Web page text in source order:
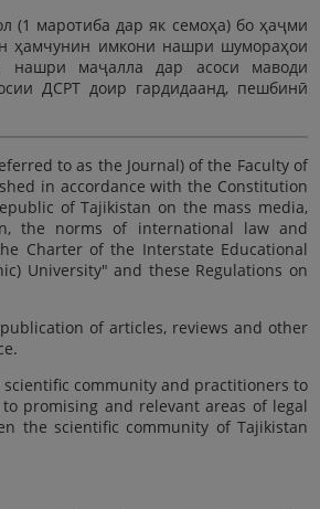
(1 маротиба дар як семоҳа) бо ҳаҷми
ҳамчунин имкони нашри шумораҳои
нашри маҷалла дар асоси маводи
ДСРТ доир гардидаанд, пешбинӣ
to as the Journal) of the Faculty of
in accordance with the Constitution
of Tajikistan on the mass media,
the norms of international law and
Charter of the Interstate Educational
University" and these Regulations on
of articles, reviews and other
community and practitioners to
promising and relevant areas of legal
the scientific community of Tajikistan